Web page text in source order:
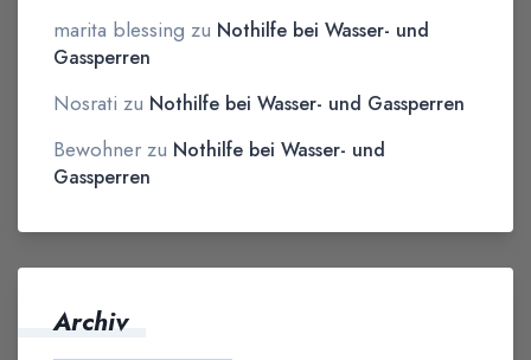
marita blessing zu Nothilfe bei Wasser- und
Gassperren
Nosrati zu Nothilfe bei Wasser- und Gassperren
Bewohnerzu Nothilfe bei Wasser- und
Gassperren
Archiv